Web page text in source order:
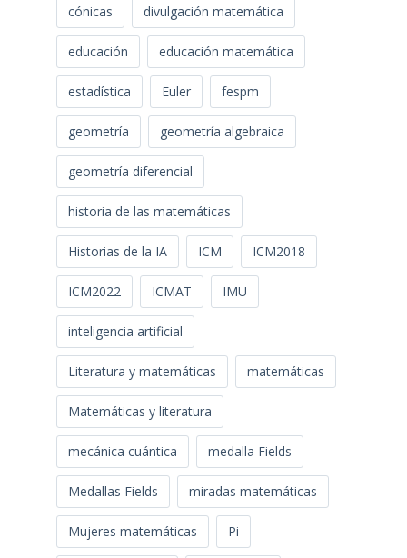
cónicas divulgación matemática
educación educación matemática
estadística Euler fespm
geometría geometría algebraica
geometría diferencial
historia de las matemáticas
Historias de la IA ICM ICM2018
ICM2022 ICMAT IMU
inteligencia artificial
Literatura y matemáticas matemáticas
Matemáticas y literatura
mecánica cuántica medalla Fields
Medallas Fields miradas matemáticas
Mujeres matemáticas Pi